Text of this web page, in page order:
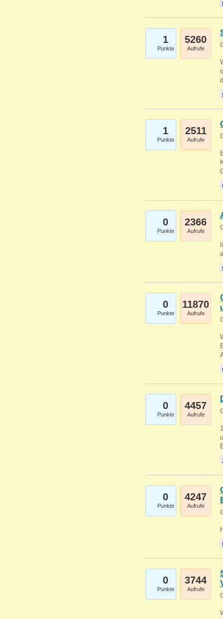
1
Punkte
5260
Aufrufe
1
Punkte
2511
Aufrufe
0
Punkte
2366
Aufrufe
0
Punkte
11870
Aufrufe
0
Punkte
4457
Aufrufe
0
Punkte
4247
Aufrufe
0
Punkte
3744
Aufrufe